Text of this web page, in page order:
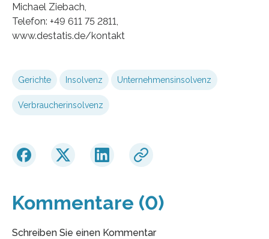
Michael Ziebach,
Telefon: +49 611 75 2811,
www.destatis.de/kontakt
Gerichte Insolvenz Unternehmensinsolvenz
Verbraucherinsolvenz
Kommentare (0)
Schreiben Sie einen Kommentar